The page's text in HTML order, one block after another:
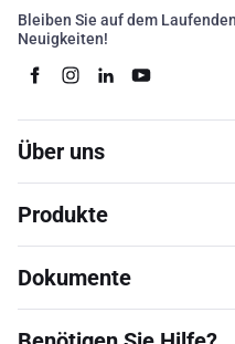
Bleiben Sie auf dem
Neuigkeiten!
Über uns
Produkte
Dokumente